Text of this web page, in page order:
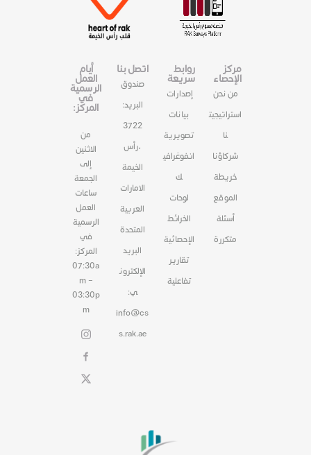
مركز
الإحصاء
من نحن
استراتيجيت
نا
شركاؤنا
خريطة
الموقع
أسئلة
متكررة
روابط
سريعة
إصدارات
بيانات
تصويرية
انفوغرافي
ك
لوحات
الخرائط
الإحصائية
تقارير
تفاعلية
اتصل بنا
صندوق
البريد:
3722
،رأس
الخيمة
الامارات
العربية
المتحدة
البريد
الإلكترون
ي:
info@cs
s.rak.ae
أيام
العمل
الرسمية
في
المركز:
من
الاثنين
إلى
الجمعة
ساعات
العمل
الرسمية
في
المركز:
07:30a
m –
03:30p
m